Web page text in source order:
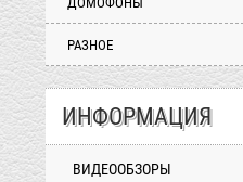
РАЗНОЕ
ИНФОРМАЦИЯ
ВИДЕООБЗОРЫ